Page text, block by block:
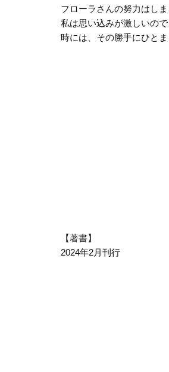
フローラさんの努力はし
私は思い込みが激しいの
時には、その勝手にひと
【著書】
2024年2月刊行